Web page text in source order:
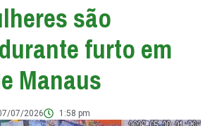
são
furto em
Manaus
07/2026 1:58 pm